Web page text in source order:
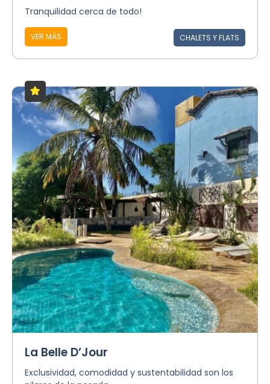
Tranquilidad cerca de todo!
VER MÁS CHALETS Y FLATS
La Belle D’Jour
Exclusividad, comodidad y sustentabilidad son los